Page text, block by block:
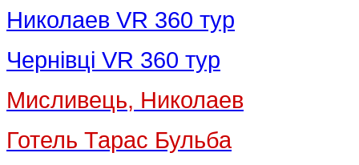
Николаев VR 360 тур
Чернівці VR 360 тур
Мисливець, Николаев
Готель Тарас Бульба